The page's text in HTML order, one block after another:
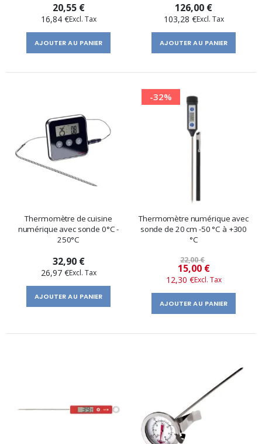
20,55 €
16,84 €
AJOUTER AU PANIER
126,00 €
103,28 €
AJOUTER AU PANIER
Thermomètre de cuisine
numérique avec sonde 0°C -
250°C
32,90 €
26,97 €
AJOUTER AU PANIER
-32%
Thermomètre numérique avec
sonde de 20 cm -50 °C à +300
°C
22,00 €
Prix
​​
spécial
15,00 €
12,30 €
AJOUTER AU PANIER